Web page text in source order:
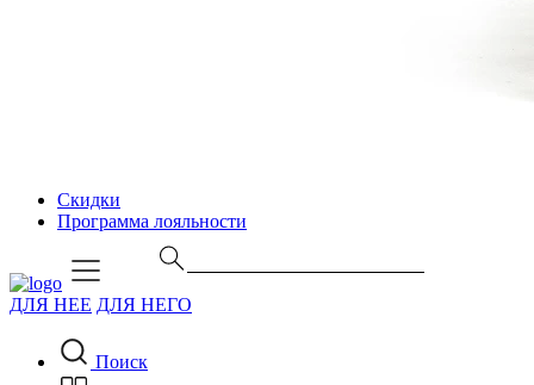
Скидки
Программа лояльности
ДЛЯ НЕЕ ДЛЯ НЕГО
Поиск